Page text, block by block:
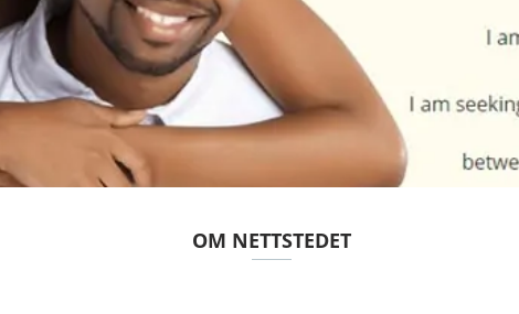
OM NETTSTEDET